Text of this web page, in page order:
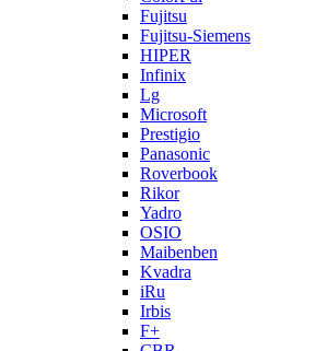
Fujitsu
Fujitsu-Siemens
HIPER
Infinix
Lg
Microsoft
Prestigio
Panasonic
Roverbook
Rikor
Yadro
OSIO
Maibenben
Kvadra
iRu
Irbis
F+